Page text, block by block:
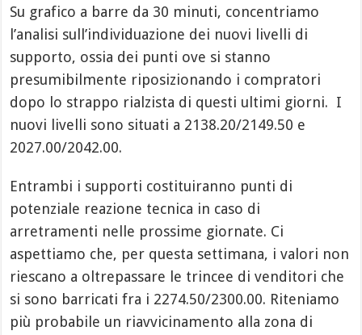
Su grafico a barre da 30 minuti, concentriamo
l’analisi sull’individuazione dei nuovi livelli di
supporto, ossia dei punti ove si stanno
presumibilmente riposizionando i compratori
dopo lo strappo rialzista di questi ultimi giorni. I
nuovi livelli sono situati a 2138.20/2149.50 e
2027.00/2042.00.
Entrambi i supporti costituiranno punti di
potenziale reazione tecnica in caso di
arretramenti nelle prossime giornate. Ci
aspettiamo che, per questa settimana, i valori non
riescano a oltrepassare le trincee di venditori che
si sono barricati fra i 2274.50/2300.00. Riteniamo
più probabile un riavvicinamento alla zona di